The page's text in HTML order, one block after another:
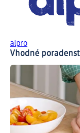
alpro
Vhodné